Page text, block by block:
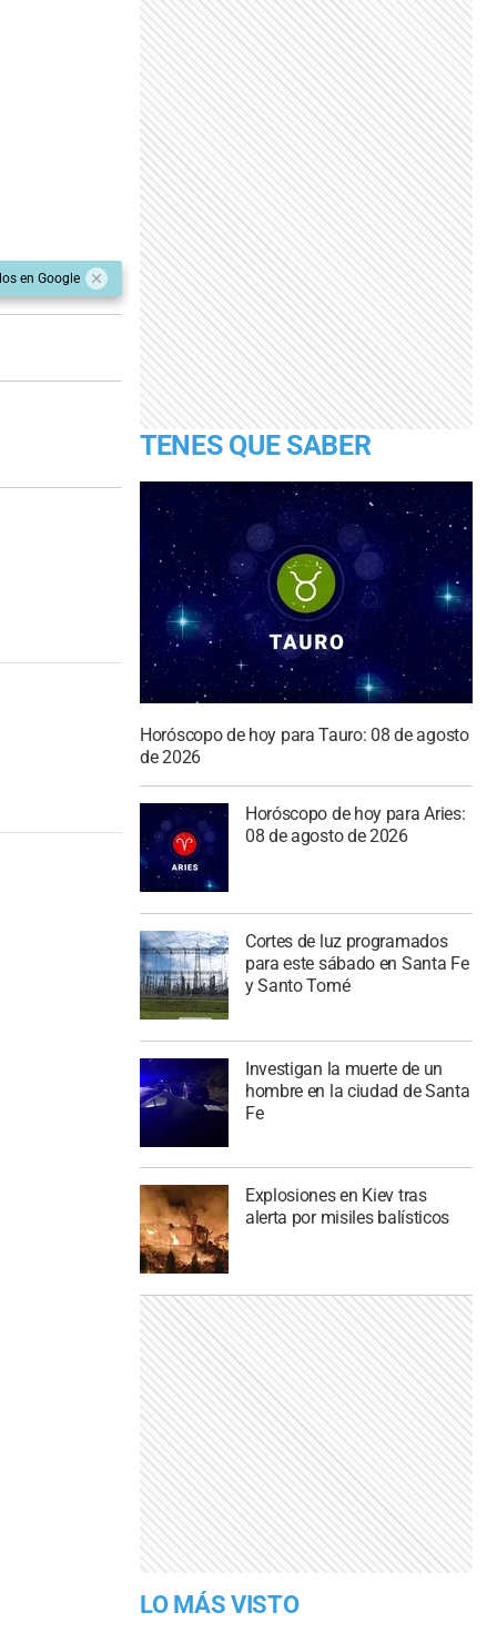
en Google
TENES QUE SABER
Horóscopo de hoy para Tauro: 08 de agosto
de 2026
Horóscopo de hoy para Aries:
08 de agosto de 2026
Cortes de luz programados
para este sábado en Santa Fe
y Santo Tomé
Investigan la muerte de un
hombre en la ciudad de Santa
Fe
Explosiones en Kiev tras
alerta por misiles balísticos
LO MÁS VISTO